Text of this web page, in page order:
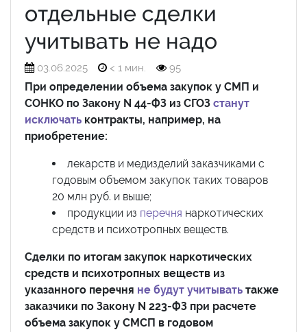
отдельные сделки
учитывать не надо
03.06.2025 < 1 мин. 95
При определении объема закупок у СМП и
СОНКО по Закону N 44-ФЗ из СГОЗ станут
исключать контракты, например, на
приобретение:
лекарств и медизделий заказчиками с
годовым объемом закупок таких товаров
20 млн руб. и выше;
продукции из перечня наркотических
средств и психотропных веществ.
Сделки по итогам закупок наркотических
средств и психотропных веществ из
указанного перечня не будут учитывать также
заказчики по Закону N 223-ФЗ при расчете
объема закупок у СМСП в годовом